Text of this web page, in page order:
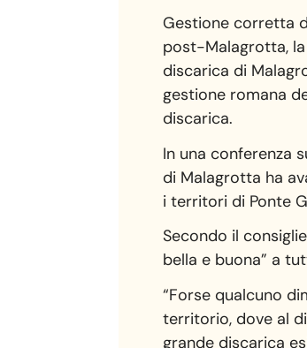
Gestione corretta
post-Malagrotta,
discarica di
gestione romana
discarica.
In una conferenza
di Malagrotta ha
i territori di Ponte
Secondo il
bella e buona” a
“Forse qualcuno
territorio, dove al
grande discarica